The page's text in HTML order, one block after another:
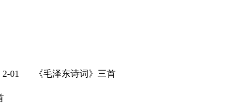
2-01 《毛泽东诗词》三首